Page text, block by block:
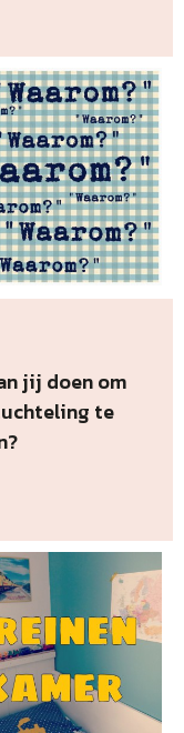
jij doen om
te